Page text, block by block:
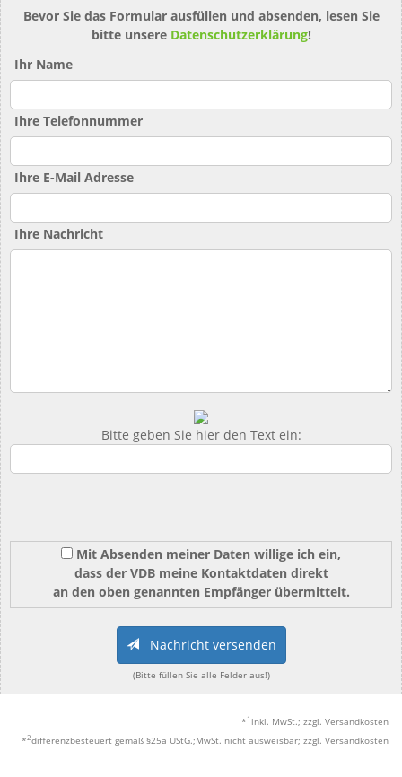
Bevor Sie das Formular ausfüllen und absenden, lesen Sie
bitte unsere Datenschutzerklärung!
Ihr Name
Ihre Telefonnummer
Ihre E-Mail Adresse
Ihre Nachricht
Bitte geben Sie hier den Text ein:
Mit Absenden meiner Daten willige ich ein,
dass der VDB meine Kontaktdaten direkt
an den oben genannten Empfänger übermittelt.
Nachricht versenden
(Bitte füllen Sie alle Felder aus!)
* 1 inkl. MwSt.; zzgl. Versandkosten
*2differenzbesteuert gemäß §25a UStG.;MwSt. nicht ausweisbar; zzgl. Versandkosten